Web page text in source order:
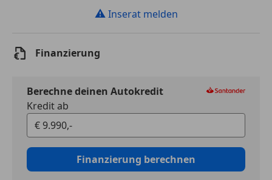
⚠ Inserat melden
Finanzierung
Berechne deinen Autokredit
Kredit ab
Finanzierung berechnen